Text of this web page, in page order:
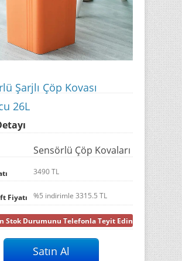
Şarjlı Çöp Kovası
26L
Sensörlü Çöp Kovaları
3490 TL
Fiyatı %5 indirimle 3315.5 TL
Stok Durumunu Telefonla Teyit Ediniz